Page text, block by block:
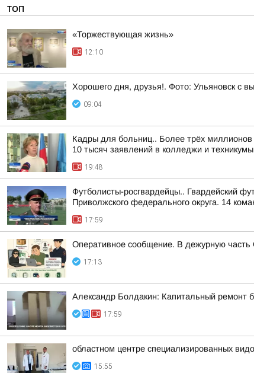
ТОП
«Торжествующая жизнь»
12:10
Хорошего дня, друзья!. Фото: Ульяновск с
09:04
Кадры для больниц.. Более трёх миллионов
10 тысяч заявлений в колледжи и техникумы
19:48
Футболисты-росгвардейцы.. Гвардейский
Приволжского федерального округа. 14
17:59
Оперативное сообщение. В дежурную
17:13
Александр Болдакин: Капитальный ремонт
17:59
областном центре специализированных
15:55